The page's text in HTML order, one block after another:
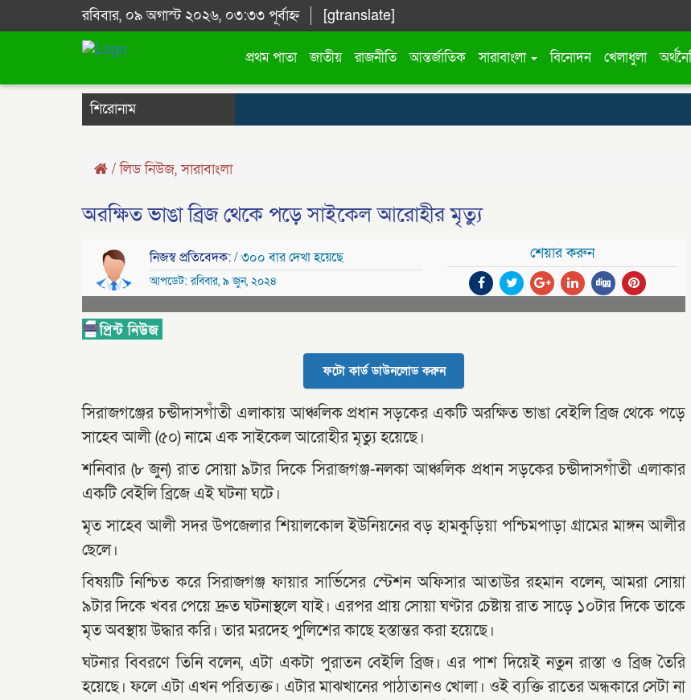
রবিবার, ০৯ অগাস্ট ২০২৬, ০৩:৩৩ পূর্বাহ্ন [gtranslate]
প্রথম পাতা জাতীয় রাজনীতি আন্তর্জাতিক সারাবাংলা বিনোদন খেলাধুলা
শিরোনাম
/লিড নিউজ,সারাবাংলা
অরক্ষিত ভাঙা ব্রিজ থেকে পড়ে সাইকেল আরোহীর মৃত্যু
নিজস্ব প্রতিবেদক:/ ৩০০ বার দেখা হয়েছে
আপডেট: রবিবার, ৯ জুন, ২০২৪
শেয়ার করুন
ফটো কার্ড ডাউনলোড করুন
সিরাজগঞ্জের চন্ডীদাসগাঁতী এলাকায় আঞ্চলিক প্রধান সড়কের একটি অরক্ষিত ভাঙা বেইলি ব্রিজ থেকে পড়ে
সাহেব আলী (৫০) নামে এক সাইকেল আরোহীর মৃত্যু হয়েছে।
শনিবার (৮ জুন) রাত সোয়া ৯টার দিকে সিরাজগঞ্জ-নলকা আঞ্চলিক প্রধান সড়কের চন্ডীদাসগাঁতী এলাকার
একটি বেইলি ব্রিজে এই ঘটনা ঘটে।
মৃত সাহেব আলী সদর উপজেলার শিয়ালকোল ইউনিয়নের বড় হামকুড়িয়া পশ্চিমপাড়া গ্রামের মাঙ্গন আলীর
ছেলে।
বিষয়টি নিশ্চিত করে সিরাজগঞ্জ ফায়ার সার্ভিসের স্টেশন অফিসার আতাউর রহমান বলেন, আমরা সোয়া
৯টার দিকে খবর পেয়ে দ্রুত ঘটনাস্থলে যাই। এরপর প্রায় সোয়া ঘণ্টার চেষ্টায় রাত সাড়ে ১০টার দিকে তাকে
মৃত অবস্থায় উদ্ধার করি। তার মরদেহ পুলিশের কাছে হস্তান্তর করা হয়েছে।
ঘটনার বিবরণে তিনি বলেন, এটা একটা পুরাতন বেইলি ব্রিজ। এর পাশ দিয়েই নতুন রাস্তা ও ব্রিজ তৈরি
হয়েছে। ফলে এটা এখন পরিত্যক্ত। এটার মাঝখানের পাঠাতানও খোলা। ওই ব্যক্তি রাতের অন্ধকারে সেটা না